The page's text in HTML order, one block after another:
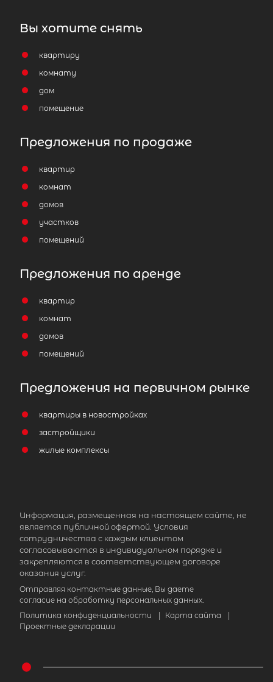
Вы хотите снять
квартиру
комнату
дом
помещение
Предложения по продаже
квартир
комнат
домов
участков
помещений
Предложения по аренде
квартир
комнат
домов
помещений
Предложения на первичном рынке
квартиры в новостройках
застройщики
жилые комплексы
Информация, размещенная на настоящем сайте, не
является публичной офертой. Условия
сотрудничества с каждым клиентом
согласовываются в индивидуальном порядке и
закрепляются в соответствующем договоре
оказания услуг.
Отправляя контактные данные, Вы даете
согласие на обработку персональных данных.
Политика конфиденциальности
Карта сайта
Проектные декларации